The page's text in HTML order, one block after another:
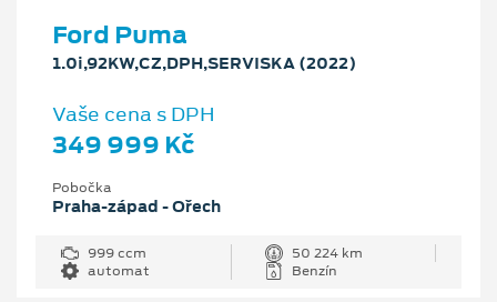
Ford Puma
1.0i,92KW,CZ,DPH,SERVISKA (2022)
Vaše cena s DPH
349 999 Kč
Pobočka
Praha-západ - Ořech
999 ccm
50 224 km
automat
Benzín